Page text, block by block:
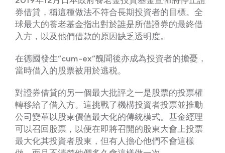
券借貸，稱這種做法不符合長期投資者的目標。全
球最大的養老基金指出對於誰是所借證券的最終借
入方，以及他們借款的原因缺乏透明度。
在德國發生“cum-ex”醜聞後亦成為投資者的擔憂，
當時借入的股票被用於逃税。
對證券借貸的另一個最大批評之一是股票的投票權
轉移給了借入方。這挑戰了機構投資者投票並推動
公司變革以股東價值最大化的傳統模式。基金經理
可以召回股票，以便在即將召開的股東大會上投票
最大化其投資者股東，但有人擔心他們不會這樣